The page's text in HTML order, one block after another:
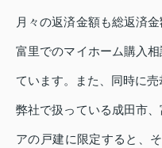
月々の返済金額も総返済
富里でのマイホーム購入
ています。また、同時に売
弊社で扱っている成田市
アの戸建に限定すると、